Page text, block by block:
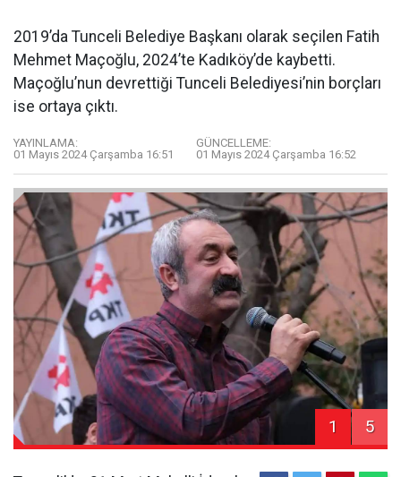
2019’da Tunceli Belediye Başkanı olarak seçilen Fatih
Mehmet Maçoğlu, 2024’te Kadıköy’de kaybetti.
Maçoğlu’nun devrettiği Tunceli Belediyesi’nin borçları
ise ortaya çıktı.
YAYINLAMA:
01 Mayıs 2024 Çarşamba 16:51
GÜNCELLEME:
01 Mayıs 2024 Çarşamba 16:52
1 5